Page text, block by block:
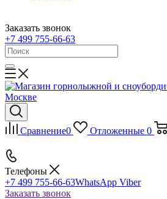
Заказать звонок
+7 499 755-66-63
Сравнение0 Отложенные 0
Телефоны
+7 499 755-66-63WhatsApp Viber
Заказать звонок